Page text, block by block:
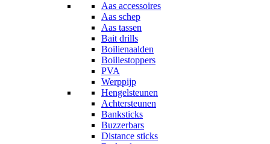
Aas accessoires
Aas schep
Aas tassen
Bait drills
Boilienaalden
Boiliestoppers
PVA
Werppijp
Hengelsteunen
Achtersteunen
Banksticks
Buzzerbars
Distance sticks